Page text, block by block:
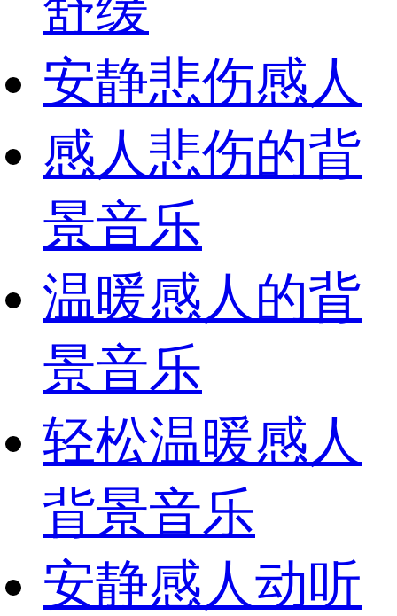
安静悲伤感人
感人悲伤的背
景音乐
温暖感人的背
景音乐
轻松温暖感人
背景音乐
安静感人动听